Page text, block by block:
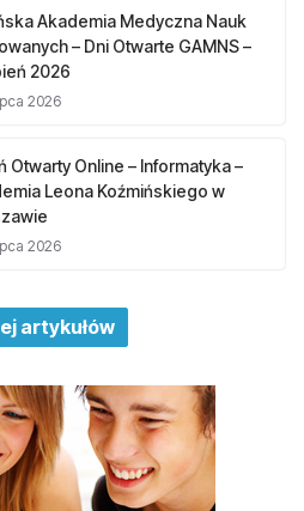
Akademia Medyczna Nauk
– Dni Otwarte GAMNS –
2026
2026
Otwarty Online – Informatyka –
Leona Koźmińskiego w
2026
artykułów